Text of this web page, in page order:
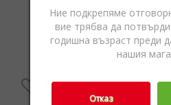
Ние подкрепяме
вие трябва да
годишна възраст преди
нашия
Отказ